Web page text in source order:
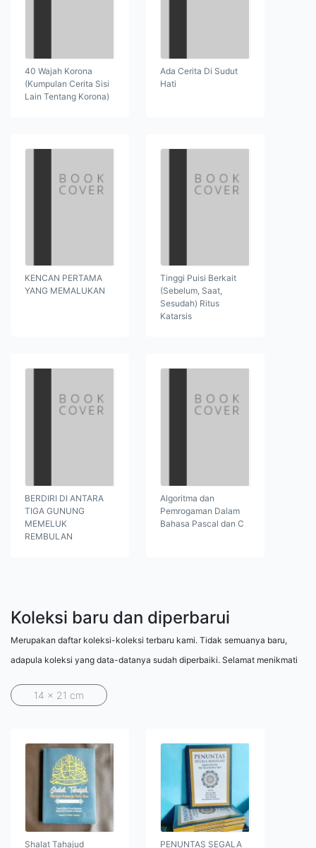
40 Wajah Korona
(Kumpulan Cerita Sisi
Lain Tentang Korona)
Ada Cerita Di Sudut
Hati
KENCAN PERTAMA
YANG MEMALUKAN
Tinggi Puisi Berkait
(Sebelum, Saat,
Sesudah) Ritus
Katarsis
BERDIRI DI ANTARA
TIGA GUNUNG
MEMELUK
REMBULAN
Algoritma dan
Pemrogaman Dalam
Bahasa Pascal dan C
Koleksi baru dan diperbarui
Merupakan daftar koleksi-koleksi terbaru kami. Tidak semuanya baru,
adapula koleksi yang data-datanya sudah diperbaiki. Selamat menikmati
14 x 21 cm
Shalat Tahajud PENUNTAS SEGALA